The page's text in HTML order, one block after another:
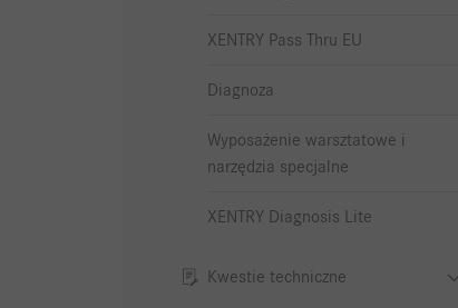
XENTRY Pass Thru EU
Diagnoza
Wyposażenie warsztatowe i
narzędzia specjalne
XENTRY Diagnosis Lite
Kwestie techniczne